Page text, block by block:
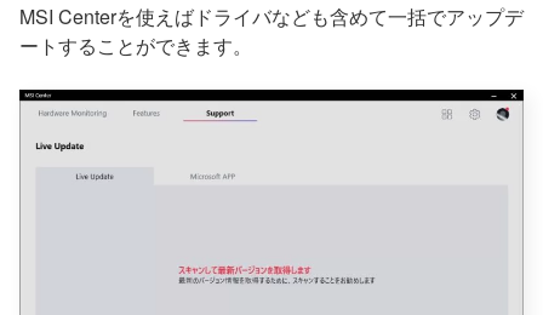
MSI Centerを使えばドライバなども含めて一括でアップデ
ートすることができます。